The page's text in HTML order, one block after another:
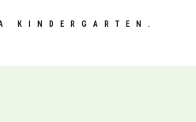
KINDERGARTEN.